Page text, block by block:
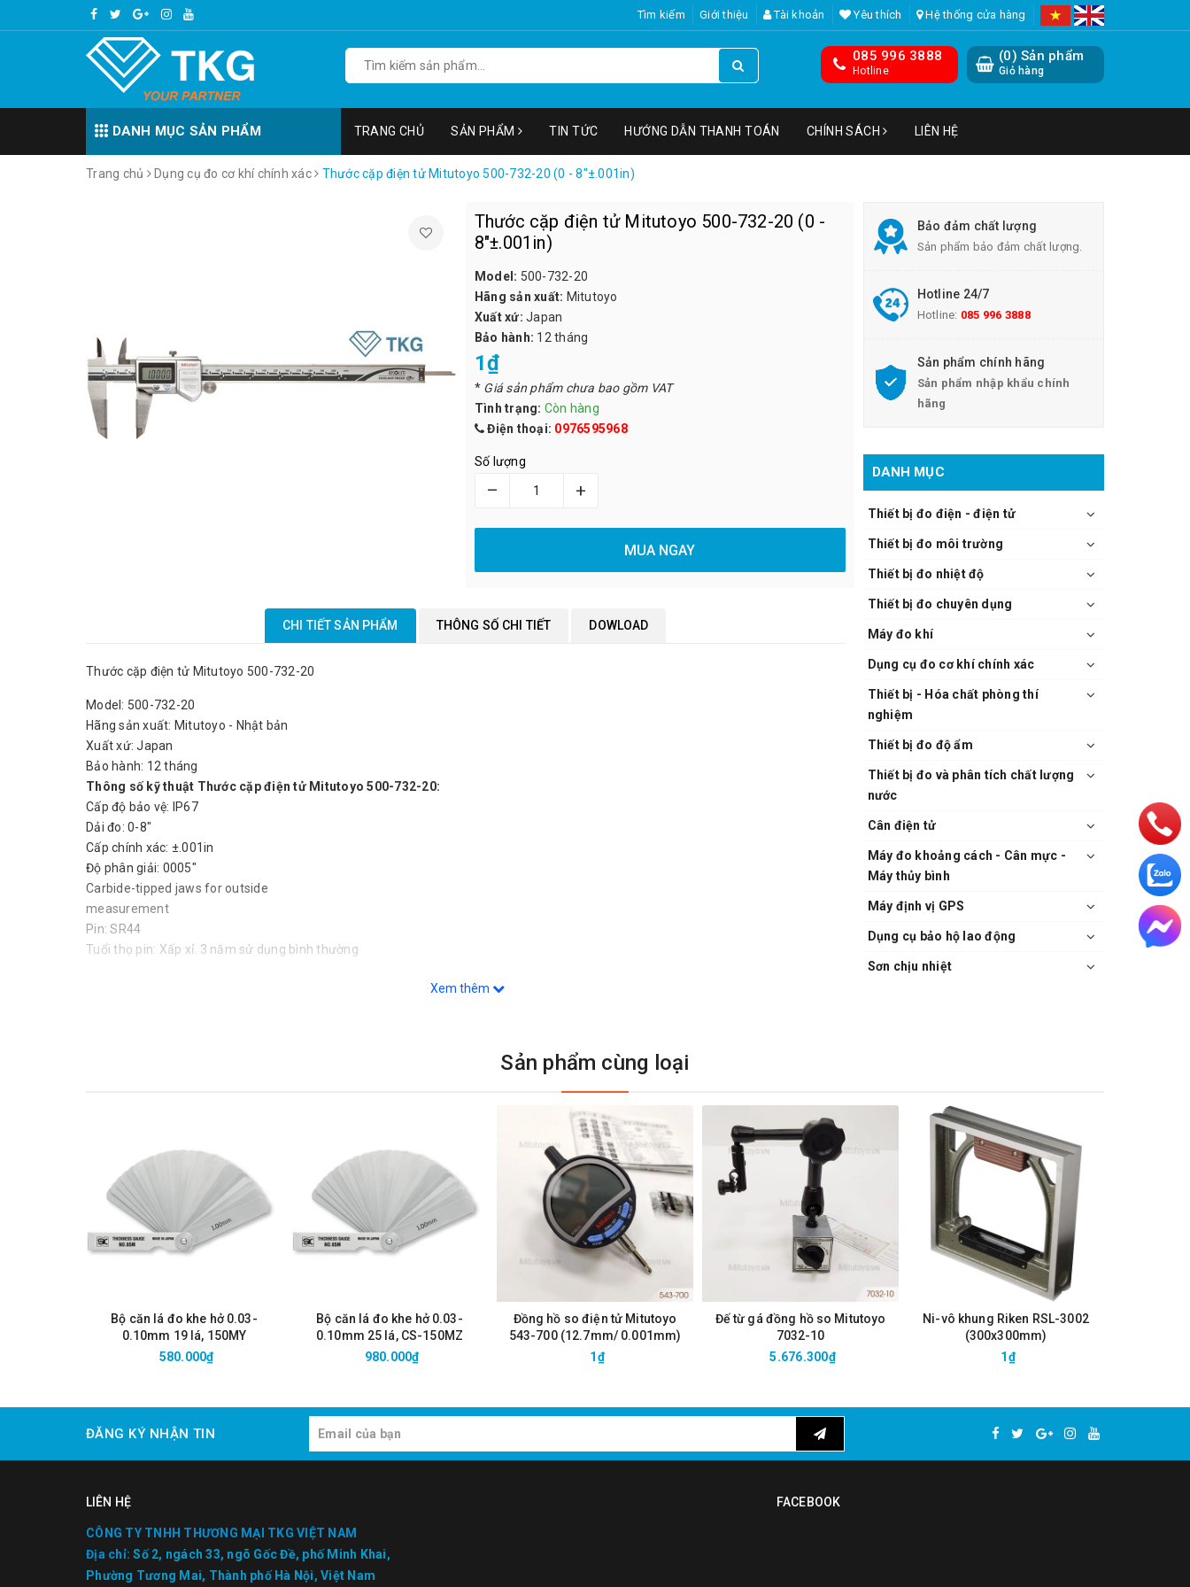
Tìm kiếm Giới thiệu Tài khoản Yêu thích Hệ thống cửa hàng
(0) Sản phẩm
Giỏ hàng
085 996 3888
Hotline
DANH MỤC SẢN PHẨM TRANG CHỦ SẢN PHẨM TIN TỨC HƯỚNG DẪN THANH TOÁN CHÍNH SÁCH LIÊN HỆ
Trang chủ Dụng cụ đo cơ khí chính xác Thước cặp điện tử Mitutoyo 500-732-20 (0 - 8"±.001in)
Thước cặp điện tử Mitutoyo 500-732-20 (0 -
8"±.001in)
Model: 500-732-20
Hãng sản xuất: Mitutoyo
Xuất xứ: Japan
Bảo hành: 12 tháng
1₫
* Giá sản phẩm chưa bao gồm VAT
Tình trạng: Còn hàng
Điện thoại: 0976595968
Số lượng
– +
MUA NGAY
CHI TIẾT SẢN PHẨM THÔNG SỐ CHI TIẾT DOWLOAD
Thước cặp điện tử Mitutoyo 500-732-20
Model: 500-732-20
Hãng sản xuất: Mitutoyo - Nhật bản
Xuất xứ: Japan
Bảo hành: 12 tháng
Thông số kỹ thuật Thước cặp điện tử Mitutoyo 500-732-20:
Cấp độ bảo vệ: IP67
Dải đo: 0-8"
Cấp chính xác: ±.001in
Độ phân giải: 0005"
Carbide-tipped jaws for outside
measurement
Pin: SR44
Tuổi thọ pin: Xấp xỉ. 3 năm sử dụng bình thường
Xem thêm
Bảo đảm chất lượng
Sản phẩm bảo đảm chất lượng.
Hotline 24/7
Hotline: 085 996 3888
Sản phẩm chính hãng
Sản phẩm nhập khẩu chính
hãng
DANH MỤC
Thiết bị đo điện - điện tử
Thiết bị đo môi trường
Thiết bị đo nhiệt độ
Thiết bị đo chuyên dụng
Máy đo khí
Dụng cụ đo cơ khí chính xác
Thiết bị - Hóa chất phòng thí
nghiệm
Thiết bị đo độ ẩm
Thiết bị đo và phân tích chất lượng
nước
Cân điện tử
Máy đo khoảng cách - Cân mực -
Máy thủy bình
Máy định vị GPS
Dụng cụ bảo hộ lao động
Sơn chịu nhiệt
Sản phẩm cùng loại
Bộ căn lá đo khe hở 0.03-
0.10mm 19 lá, 150MY
580.000₫
Bộ căn lá đo khe hở 0.03-
0.10mm 25 lá, CS-150MZ
980.000₫
Đồng hồ so điện tử Mitutoyo
543-700 (12.7mm/ 0.001mm)
1₫
Đế từ gá đồng hồ so Mitutoyo
7032-10
5.676.300₫
Ni-vô khung Riken RSL-3002
(300x300mm)
1₫
ĐĂNG KÝ NHẬN TIN
LIÊN HỆ
CÔNG TY TNHH THƯƠNG MẠI TKG VIỆT NAM
Địa chỉ: Số 2, ngách 33, ngõ Gốc Đề, phố Minh Khai,
Phường Tương Mai, Thành phố Hà Nội, Việt Nam
FACEBOOK